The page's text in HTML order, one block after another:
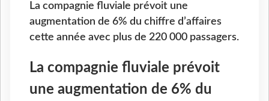
La compagnie fluviale prévoit une
augmentation de 6% du chiffre d’affaires
cette année avec plus de 220 000 passagers.
La compagnie fluviale prévoit
une augmentation de 6% du